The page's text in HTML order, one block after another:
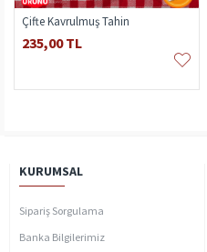
Çifte Kavrulmuş Tahin
235,00 TL
KURUMSAL
Sipariş Sorgulama
Banka Bilgilerimiz